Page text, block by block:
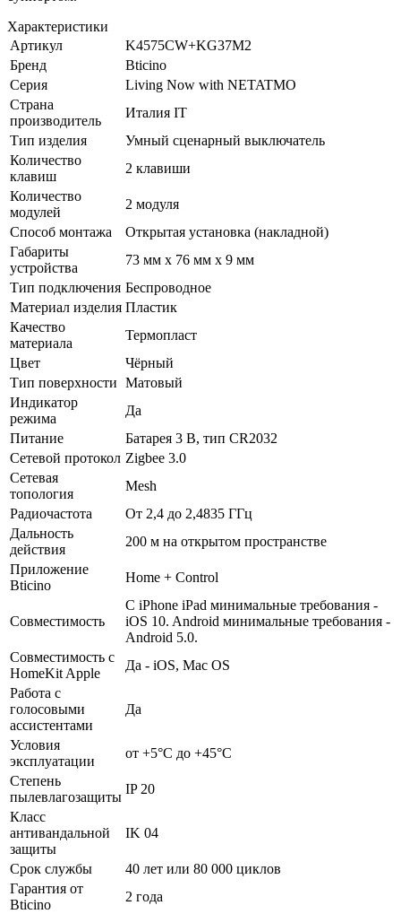
Характеристики
Артикул
K4575CW+KG37M2
Бренд
Bticino
Серия
Living Now with NETATMO
Страна
производитель
Италия IT
Тип изделия
Умный сценарный выключатель
Количество
клавиш
2 клавиши
Количество
модулей
2 модуля
Способ монтажа
Открытая установка (накладной)
Габариты
устройства
73 мм x 76 мм x 9 мм
Тип подключения Беспроводное
Материал изделия Пластик
Качество
материала
Термопласт
Цвет
Чёрный
Тип поверхности Матовый
Индикатор
режима
Да
Питание
Батарея 3 В, тип CR2032
Сетевой протокол Zigbee 3.0
Сетевая
топология
Mesh
Радиочастота
От 2,4 до 2,4835 ГГц
Дальность
действия
200 м на открытом пространстве
Приложение
Bticino
Home + Control
Совместимость
С iPhone iPad минимальные требования -
iOS 10. Android минимальные требования -
Android 5.0.
Совместимость с
HomeKit Apple
Да - iOS, Mac OS
Работа с
голосовыми
ассистентами
Да
Условия
эксплуатации
от +5°C до +45°C
Степень
пылевлагозащиты
IP 20
Класс
антивандальной
защиты
IK 04
Срок службы
40 лет или 80 000 циклов
Гарантия от
Bticino
2 года